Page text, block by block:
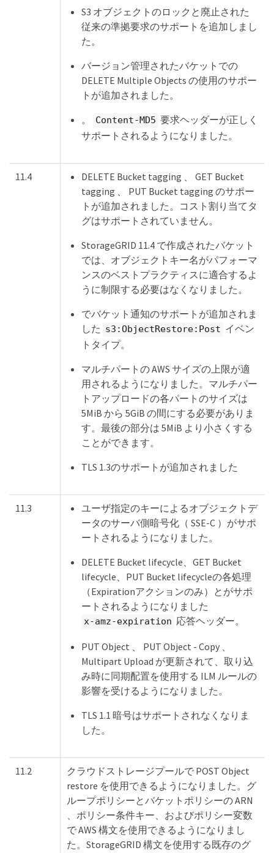
S3 オブジェクトのロックと廃止された
従来の準拠要求のサポートを追加しまし
た。
バージョン管理されたバケットでの
DELETE Multiple Objects の使用のサポー
トが追加されました。
。
Content-MD5 要求ヘッダーが正しく
サポートされるようになりました。
11.4
DELETE Bucket tagging 、 GET Bucket
tagging 、 PUT Bucket tagging のサポー
トが追加されました。コスト割り当てタ
グはサポートされていません。
StorageGRID 11.4 で作成されたバケット
では、オブジェクトキー名がパフォーマ
ンスのベストプラクティスに適合するよ
うに制限する必要はなくなりました。
でバケット通知のサポートが追加されま
した s3:ObjectRestore:Post イベン
トタイプ。
マルチパートの AWS サイズの上限が適
用されるようになりました。マルチパー
トアップロードの各パートのサイズは
5MiB から 5GiB の間にする必要がありま
す。最後の部分は 5MiB より小さくする
ことができます。
TLS 1.3のサポートが追加されました
11.3
ユーザ指定のキーによるオブジェクトデ
ータのサーバ側暗号化（ SSE-C ）がサポ
ートされるようになりました。
DELETE Bucket lifecycle、GET Bucket
lifecycle、PUT Bucket lifecycleの各処理
（Expirationアクションのみ）とがサポ
ートされるようになりました
x-amz-expiration 応答ヘッダー。
PUT Object 、 PUT Object - Copy 、
Multipart Upload が更新されて、取り込
み時に同期配置を使用する ILM ルールの
影響を受けるようになりました。
TLS 1.1 暗号はサポートされなくなりま
した。
11.2
クラウドストレージプールで POST Object
restore を使用できるようになりました。グ
ループポリシーとバケットポリシーの ARN
、ポリシー条件キー、およびポリシー変数
で AWS 構文を使用できるようになりまし
た。StorageGRID 構文を使用する既存のグ